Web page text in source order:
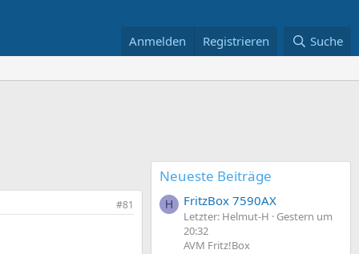
Anmelden Registrieren Suche
#81
Neueste Beiträge
H FritzBox 7590AX
Letzter: Helmut-H
Gestern um
20:32
AVM Fritz!Box